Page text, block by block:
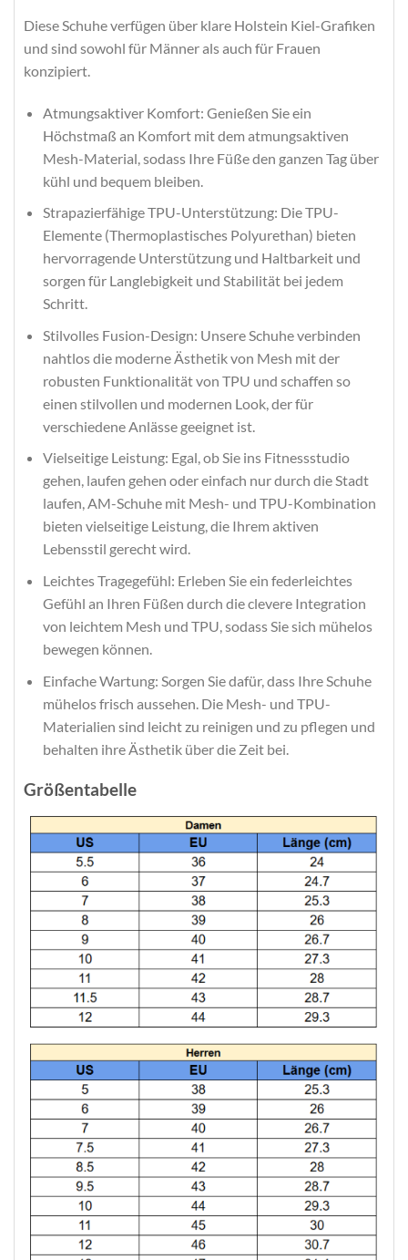
Diese Schuhe verfügen über klare Holstein Kiel-Grafiken
und sind sowohl für Männer als auch für Frauen
konzipiert.
Atmungsaktiver Komfort: Genießen Sie ein
Höchstmaß an Komfort mit dem atmungsaktiven
Mesh-Material, sodass Ihre Füße den ganzen Tag über
kühl und bequem bleiben.
Strapazierfähige TPU-Unterstützung: Die TPU-
Elemente (Thermoplastisches Polyurethan) bieten
hervorragende Unterstützung und Haltbarkeit und
sorgen für Langlebigkeit und Stabilität bei jedem
Schritt.
Stilvolles Fusion-Design: Unsere Schuhe verbinden
nahtlos die moderne Ästhetik von Mesh mit der
robusten Funktionalität von TPU und schaffen so
einen stilvollen und modernen Look, der für
verschiedene Anlässe geeignet ist.
Vielseitige Leistung: Egal, ob Sie ins Fitnessstudio
gehen, laufen gehen oder einfach nur durch die Stadt
laufen, AM-Schuhe mit Mesh- und TPU-Kombination
bieten vielseitige Leistung, die Ihrem aktiven
Lebensstil gerecht wird.
Leichtes Tragegefühl: Erleben Sie ein federleichtes
Gefühl an Ihren Füßen durch die clevere Integration
von leichtem Mesh und TPU, sodass Sie sich mühelos
bewegen können.
Einfache Wartung: Sorgen Sie dafür, dass Ihre Schuhe
mühelos frisch aussehen. Die Mesh- und TPU-
Materialien sind leicht zu reinigen und zu pflegen und
behalten ihre Ästhetik über die Zeit bei.
Größentabelle